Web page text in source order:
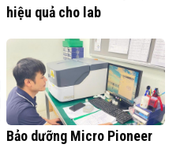
hiệu quả cho lab
Bảo dưỡng Micro Pioneer